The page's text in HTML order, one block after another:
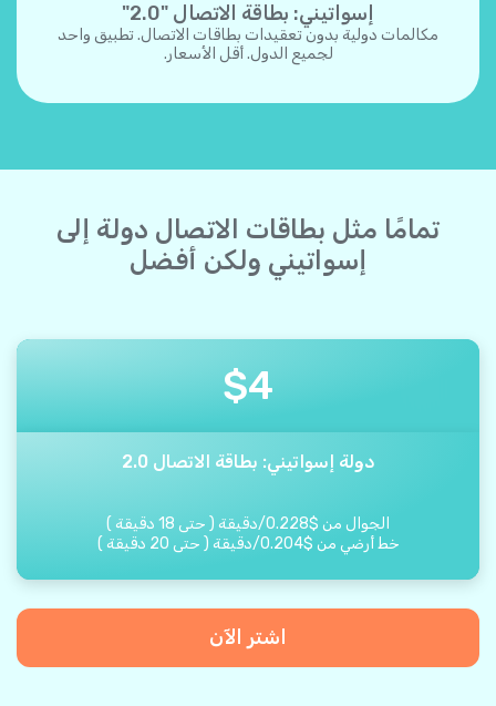
إسواتيني: بطاقة الاتصال "2.0"
مكالمات دولية بدون تعقيدات بطاقات الاتصال. تطبيق واحد
لجميع الدول. أقل الأسعار.
تمامًا مثل بطاقات الاتصال دولة إلى
إسواتيني ولكن أفضل
$4
دولة إسواتيني: بطاقة الاتصال 2.0
الجوال من $
0.228
/دقيقة ( حتى 18 دقيقة )
خط أرضي من $
0.204
/دقيقة ( حتى 20 دقيقة )
اشتر الآن